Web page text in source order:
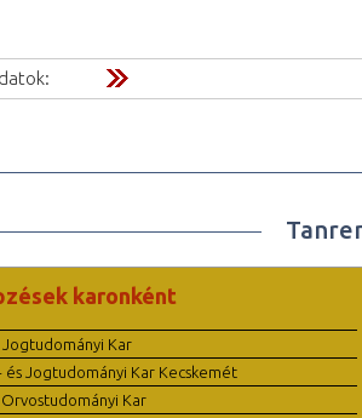
karonként
Jogtudományi Kar
és Jogtudományi Kar Kecskemét
Kar